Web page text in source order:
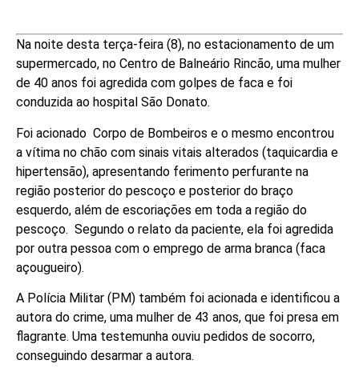
Na noite desta terça-feira (8), no estacionamento de um
supermercado, no Centro de Balneário Rincão, uma mulher
de 40 anos foi agredida com golpes de faca e foi
conduzida ao hospital São Donato.
Foi acionado Corpo de Bombeiros e o mesmo encontrou
a vítima no chão com sinais vitais alterados (taquicardia e
hipertensão), apresentando ferimento perfurante na
região posterior do pescoço e posterior do braço
esquerdo, além de escoriações em toda a região do
pescoço. Segundo o relato da paciente, ela foi agredida
por outra pessoa com o emprego de arma branca (faca
açougueiro).
A Polícia Militar (PM) também foi acionada e identificou a
autora do crime, uma mulher de 43 anos, que foi presa em
flagrante. Uma testemunha ouviu pedidos de socorro,
conseguindo desarmar a autora.